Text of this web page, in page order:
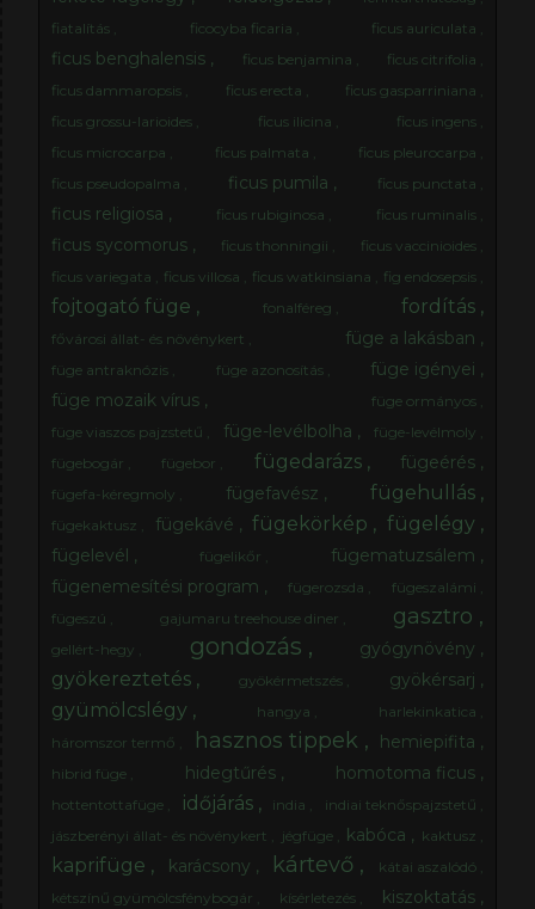
fiatalítás
ficocyba ficaria ficus auriculata
ficus benghalensis ficus benjamina
ficus citrifolia
ficus dammaropsis
ficus erecta
ficus gasparriniana
ficus grossu-larioides
ficus ilicina
ficus ingens
ficus microcarpa
ficus palmata
ficus pleurocarpa
ficus pseudopalma
ficus pumila ficus punctata
ficus religiosa ficus rubiginosa ficus ruminalis
ficus sycomorus ficus thonningii
ficus vaccinioides
ficus variegata
ficus villosa ficus watkinsiana fig endosepsis
fojtogató füge fonalféreg fordítás
fővárosi állat- és növénykert füge a lakásban
füge antraknózis füge azonosítás
füge igényei
füge mozaik vírus
füge ormányos
füge viaszos pajzstetű
füge-levélbolha
füge-levélmoly
fügebogár
fügebor fügedarázs fügeérés
fügefa-kéregmoly fügefavész fügehullás
fügekaktusz fügekávé fügekörkép fügelégy
fügelevél fügelikőr
fügematuzsálem
fügenemesítési program
fügerozsda
fügeszalámi
fügeszú
gajumaru treehouse diner gasztro
gellért-hegy gondozás gyógynövény
gyökereztetés gyökérmetszés gyökérsarj
gyümölcslégy hangya
harlekinkatica
háromszor termő
hasznos tippek hemiepifita
hibrid füge hidegtűrés homotoma ficus
hottentottafüge időjárás india
indiai teknőspajzstetű
jászberényi állat- és növénykert
jégfüge kabóca kaktusz
kaprifüge karácsony kártevő
kátai aszalódó
kétszínű gyümölcsfénybogár
kísérletezés
kiszoktatás